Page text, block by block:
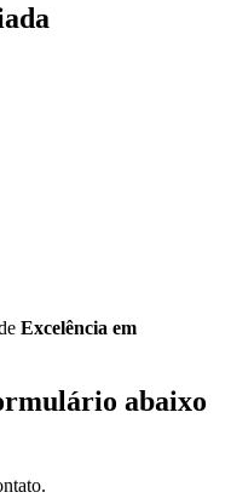
Excelência em
abaixo